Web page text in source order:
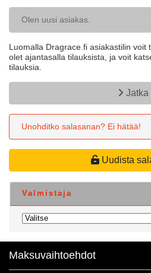
Olen uusi asiakas.
Luomalla Dragrace.fi asiakastilin voit
olet ajantasalla tilauksista, ja voit
tilauksia.
Jatka
Unohditko salasanan? Ei hätää!
Uudista
Valmistaja
Maksuvaihtoehdot